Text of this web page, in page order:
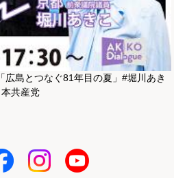
広島とつなぐ81年目の夏」#堀川あき
共産党